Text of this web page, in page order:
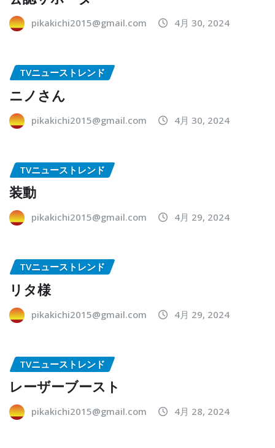
pikakichi2015@gmail.com 4月 30, 2024
TVニューストレンド
ニノさん
pikakichi2015@gmail.com 4月 30, 2024
TVニューストレンド
装動
pikakichi2015@gmail.com 4月 29, 2024
TVニューストレンド
リタ様
pikakichi2015@gmail.com 4月 29, 2024
TVニューストレンド
レーザーブースト
pikakichi2015@gmail.com 4月 28, 2024